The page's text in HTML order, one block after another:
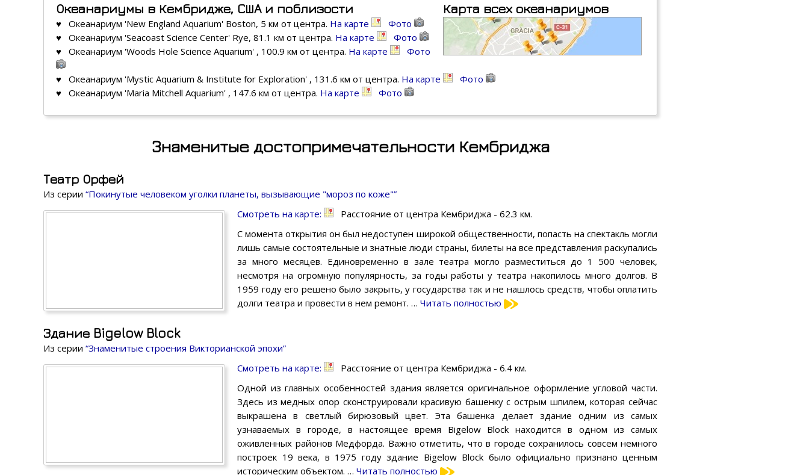
Карта всех океанариумов
Океанариумы в Кембридже, США и поблизости
♥ Океанариум 'New England Aquarium' Boston, 5 км от центра. На карте
Фото
♥ Океанариум 'Seacoast Science Center' Rye, 81.1 км от центра. На карте
Фото
♥ Океанариум 'Woods Hole Science Aquarium' , 100.9 км от центра. На карте Фото
♥ Океанариум 'Mystic Aquarium & Institute for Exploration' , 131.6 км от центра. На карте
Фото
♥ Океанариум 'Maria Mitchell Aquarium' , 147.6 км от центра. На карте Фото
Знаменитые достопримечательности Кембриджа
Театр Орфей
Из серии “Покинутые человеком уголки планеты, вызывающие "мороз по коже"”
Смотреть на карте:
Расстояние от центра Кембриджа - 62.3 км.
С момента открытия он был недоступен широкой общественности, попасть на спектакль могли
лишь самые состоятельные и знатные люди страны, билеты на все представления раскупались
за много месяцев. Единовременно в зале театра могло разместиться до 1 500 человек,
несмотря на огромную популярность, за годы работы у театра накопилось много долгов. В
1959 году его решено было закрыть, у государства так и не нашлось средств, чтобы оплатить
долги театра и провести в нем ремонт. … Читать полностью
Здание Bigelow Block
Из серии “Знаменитые строения Викторианской эпохи”
Смотреть на карте:
Расстояние от центра Кембриджа - 6.4 км.
Одной из главных особенностей здания является оригинальное оформление угловой части.
Здесь из медных опор сконструировали красивую башенку с острым шпилем, которая сейчас
выкрашена в светлый бирюзовый цвет. Эта башенка делает здание одним из самых
узнаваемых в городе, в настоящее время Bigelow Block находится в одном из самых
оживленных районов Медфорда. Важно отметить, что в городе сохранилось совсем немного
построек 19 века, в 1975 году здание Bigelow Block было официально признано ценным
историческим объектом. … Читать полностью